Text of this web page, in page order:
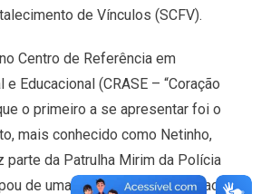
de Vínculos (SCFV).
Centro de Referência em
Educacional (CRASE – “Coração
o primeiro a se apresentar foi o
mais conhecido como Netinho,
parte da Patrulha Mirim da Polícia
de uma peça de teatro junto aos